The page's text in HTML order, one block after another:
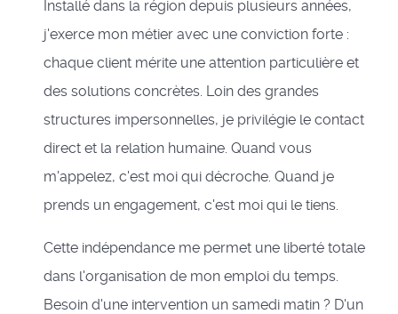
Installé dans la région depuis plusieurs années,
j'exerce mon métier avec une conviction forte :
chaque client mérite une attention particulière et
des solutions concrètes. Loin des grandes
structures impersonnelles, je privilégie le contact
direct et la relation humaine. Quand vous
m'appelez, c'est moi qui décroche. Quand je
prends un engagement, c'est moi qui le tiens.
Cette indépendance me permet une liberté totale
dans l'organisation de mon emploi du temps.
Besoin d'une intervention un samedi matin ? D'un